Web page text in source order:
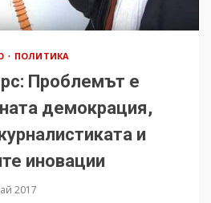
ПОЛИТИКА
Проблемът е
демокрация,
и
иновации
2017